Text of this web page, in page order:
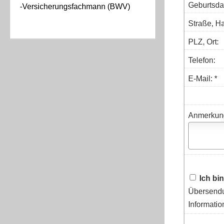
-Versicherungsfachmann (BWV)
Straße,
PLZ, Ort:
Telefon:
E-Mail: *
Ich